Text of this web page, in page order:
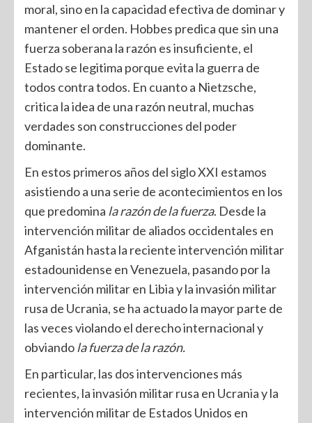
moral, sino en la capacidad efectiva de dominar y
mantener el orden. Hobbes predica que sin una
fuerza soberana la razón es insuficiente, el
Estado se legitima porque evita la guerra de
todos contra todos. En cuanto a Nietzsche,
critica la idea de una razón neutral, muchas
verdades son construcciones del poder
dominante.
En estos primeros años del siglo XXI estamos
asistiendo a una serie de acontecimientos en los
que predomina la razón de la fuerza. Desde la
intervención militar de aliados occidentales en
Afganistán hasta la reciente intervención militar
estadounidense en Venezuela, pasando por la
intervención militar en Libia y la invasión militar
rusa de Ucrania, se ha actuado la mayor parte de
las veces violando el derecho internacional y
obviandola fuerza de la razón.
En particular, las dos intervenciones más
recientes, la invasión militar rusa en Ucrania y la
intervención militar de Estados Unidos en